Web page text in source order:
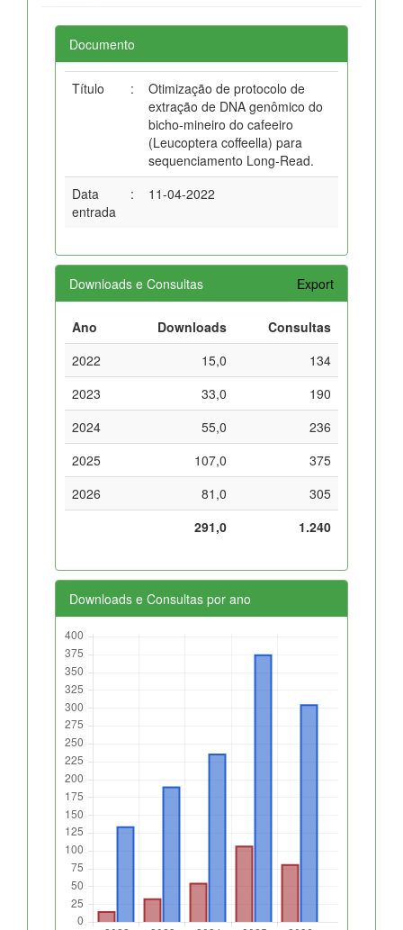
Documento
Título :
Otimização de protocolo de
extração de DNA genômico do
bicho-mineiro do cafeeiro
(Leucoptera coffeella) para
sequenciamento Long-Read.
Data
entrada
: 11-04-2022
Downloads e Consultas Export
Ano Downloads
Consultas
2022
15,0
134
2023
33,0
190
2024
55,0
236
2025
107,0
375
2026
81,0
305
291,0
1.240
Downloads e Consultas por ano